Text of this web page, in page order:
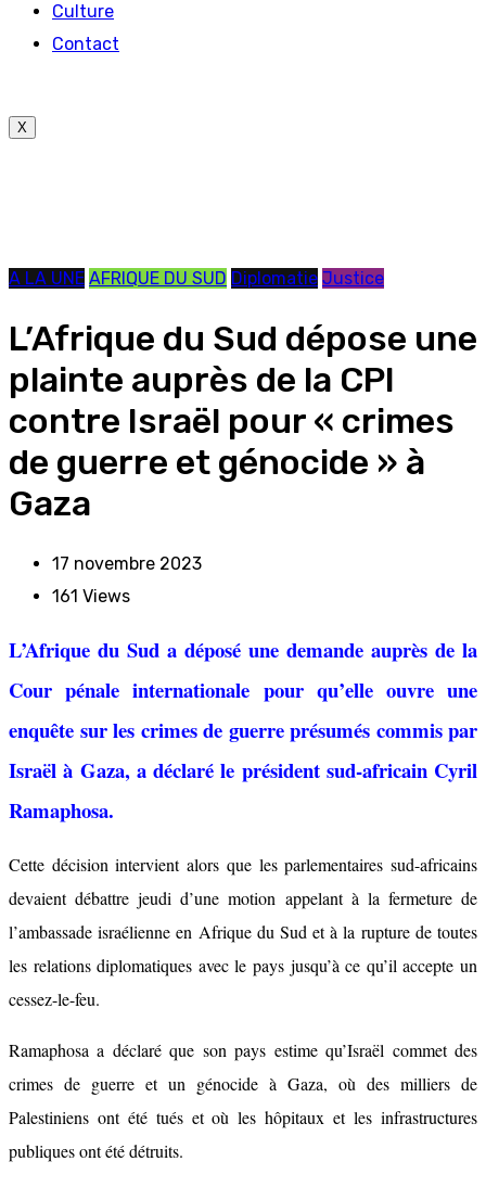
Culture
Contact
X
A LA UNE AFRIQUE DU SUD Diplomatie Justice
L’Afrique du Sud dépose une
plainte auprès de la CPI
contre Israël pour « crimes
de guerre et génocide » à
Gaza
17 novembre 2023
161 Views
L’Afrique du Sud a déposé une demande auprès de la
Cour pénale internationale pour qu’elle ouvre une
enquête sur les crimes de guerre présumés commis par
Israël à Gaza, a déclaré le président sud-africain Cyril
Ramaphosa.
Cette décision intervient alors que les parlementaires sud-africains
devaient débattre jeudi d’une motion appelant à la fermeture de
l’ambassade israélienne en Afrique du Sud et à la rupture de toutes
les relations diplomatiques avec le pays jusqu’à ce qu’il accepte un
cessez-le-feu.
Ramaphosa a déclaré que son pays estime qu’Israël commet des
crimes de guerre et un génocide à Gaza, où des milliers de
Palestiniens ont été tués et où les hôpitaux et les infrastructures
publiques ont été détruits.